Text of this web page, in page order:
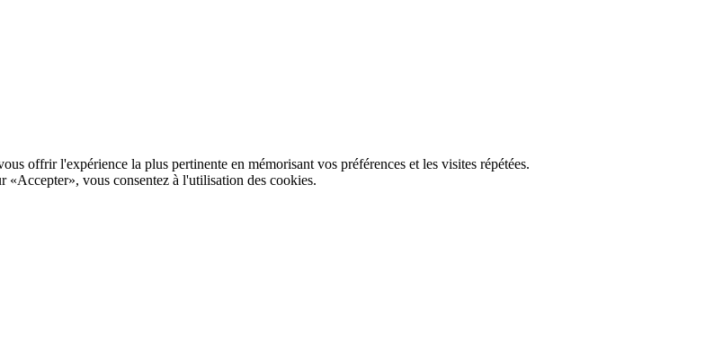
offrir l'expérience la plus pertinente en mémorisant vos préférences et les visites répétées.
«Accepter», vous consentez à l'utilisation des cookies.